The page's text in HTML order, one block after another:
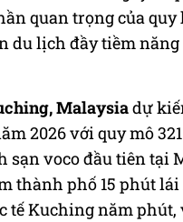
quan trọng của quy
du lịch đầy tiềm năng
Malaysiadự
2026 với quy mô
sạn voco đầu tiên tại
thành phố 15 phút lái
tế Kuching năm phút,